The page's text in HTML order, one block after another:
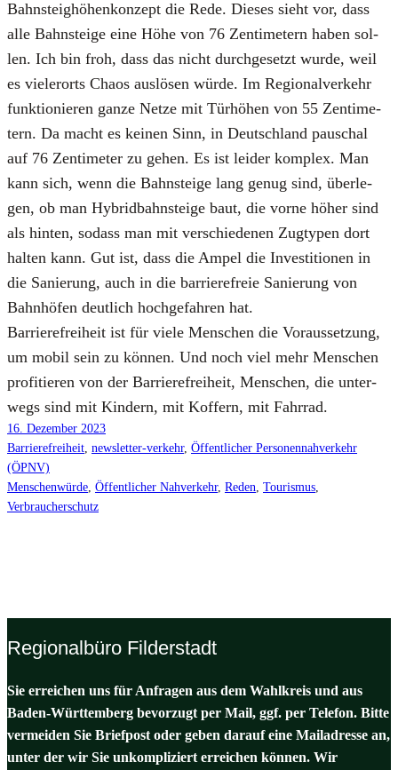
Bahn­steig­hö­hen­kon­zept die Rede. Die­ses sieht vor, dass
alle Bahn­stei­ge eine Höhe von 76 Zen­ti­me­tern haben sol­
len. Ich bin froh, dass das nicht durch­ge­setzt wur­de, weil
es vie­ler­orts Cha­os aus­lö­sen wür­de. Im Regio­nal­ver­kehr
funk­tio­nie­ren gan­ze Net­ze mit Tür­hö­hen von 55 Zen­ti­me­
tern. Da macht es kei­nen Sinn, in Deutsch­land pau­schal
auf 76 Zen­ti­me­ter zu gehen. Es ist lei­der kom­plex. Man
kann sich, wenn die Bahn­stei­ge lang genug sind, über­le­
gen, ob man Hybrid­bahn­stei­ge baut, die vor­ne höher sind
als hin­ten, sodass man mit ver­schie­de­nen Zug­ty­pen dort
hal­ten kann. Gut ist, dass die Ampel die Inves­ti­tio­nen in
die Sanie­rung, auch in die bar­rie­re­freie Sanie­rung von
Bahn­hö­fen deut­lich hoch­ge­fah­ren hat.
Bar­rie­re­frei­heit ist für vie­le Men­schen die Vor­aus­set­zung,
um mobil sein zu kön­nen. Und noch viel mehr Men­schen
pro­fi­tie­ren von der Bar­rie­re­frei­heit, Men­schen, die unter­
wegs sind mit Kin­dern, mit Kof­fern, mit Fahr­rad.
16. Dezember 2023
Barrierefreiheit newsletter-verkehr, Öffentlicher Personennahverkehr
(ÖPNV)
Menschenwürde Öffentlicher Nahverkehr, Reden Tourismus
Verbraucherschutz
Regionalbüro Filderstadt
Sie erreichen uns für Anfragen aus dem Wahlkreis und aus
Baden-Württemberg bevorzugt per Mail, ggf. per Telefon. Bitte
vermeiden Sie Briefpost oder geben darauf eine Mailadresse an,
unter der wir Sie unkompliziert erreichen können. Wir